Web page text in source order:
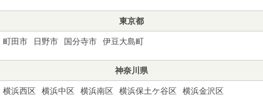
東京都
町田市 日野市 国分寺市 伊豆大島町
神奈川県
横浜西区 横浜中区 横浜南区 横浜保土ケ谷区
横浜金沢区